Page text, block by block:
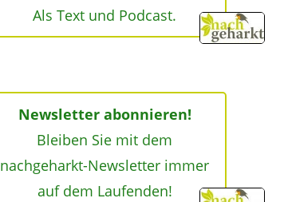
Als Text und Podcast.
Newsletter abonnieren!
Bleiben Sie mit dem
nachgeharkt-Newsletter immer
auf dem Laufenden!